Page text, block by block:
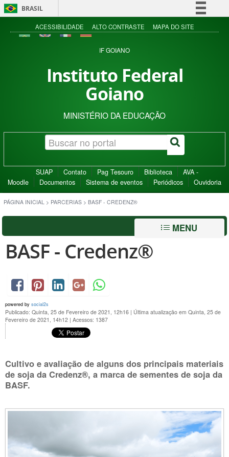
BRASIL
Simplifique!
Acesso à informação
ACESSIBILIDADE ALTO CONTRASTE MAPA DO SITE
IF GOIANO
Instituto Federal
Goiano
MINISTÉRIO DA EDUCAÇÃO
SUAP Contato Pag Tesouro Biblioteca
AVA -
Moodle
Documentos Sistema de eventos Periódicos Ouvidoria
PÁGINA INICIAL > PARCERIAS > BASF - CREDENZ®
MENU
BASF - Credenz®
powered by social2s
Publicado: Quinta, 25 de Fevereiro de 2021, 12h16 | Última atualização em Quinta, 25 de
Fevereiro de 2021, 14h12 | Acessos: 1387
Cultivo e avaliação de alguns dos principais materiais
de soja da Credenz®, a marca de sementes de soja da
BASF.